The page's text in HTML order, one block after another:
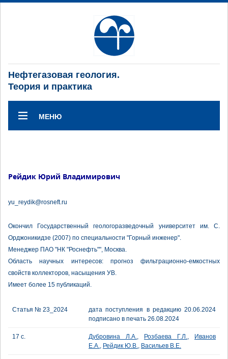
Нефтегазовая геология.
Теория и практика
МЕНЮ
Рейдик Юрий Владимирович
yu_reydik@rosneft.ru
Окончил Государственный геологоразведочный университет им. С.
Орджоникидзе (2007) по специальности "Горный инженер".
Менеджер ПАО "НК "Роснефть"", Москва.
Область научных интересов: прогноз фильтрационно-емкостных
свойств коллекторов, насыщения УВ.
Имеет более 15 публикаций.
Статья № 23_2024
дата поступления в редакцию 20.06.2024
подписано в печать 26.08.2024
17 с. Дубровина Л.А., Розбаева Г.Л.,
Иванов
Е.А., Рейдик Ю.В., Васильев В.Е.